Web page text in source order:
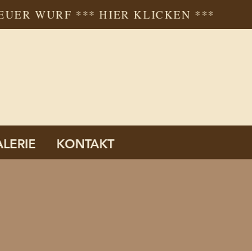
WURF *** HIER KLICKEN ***
KONTAKT